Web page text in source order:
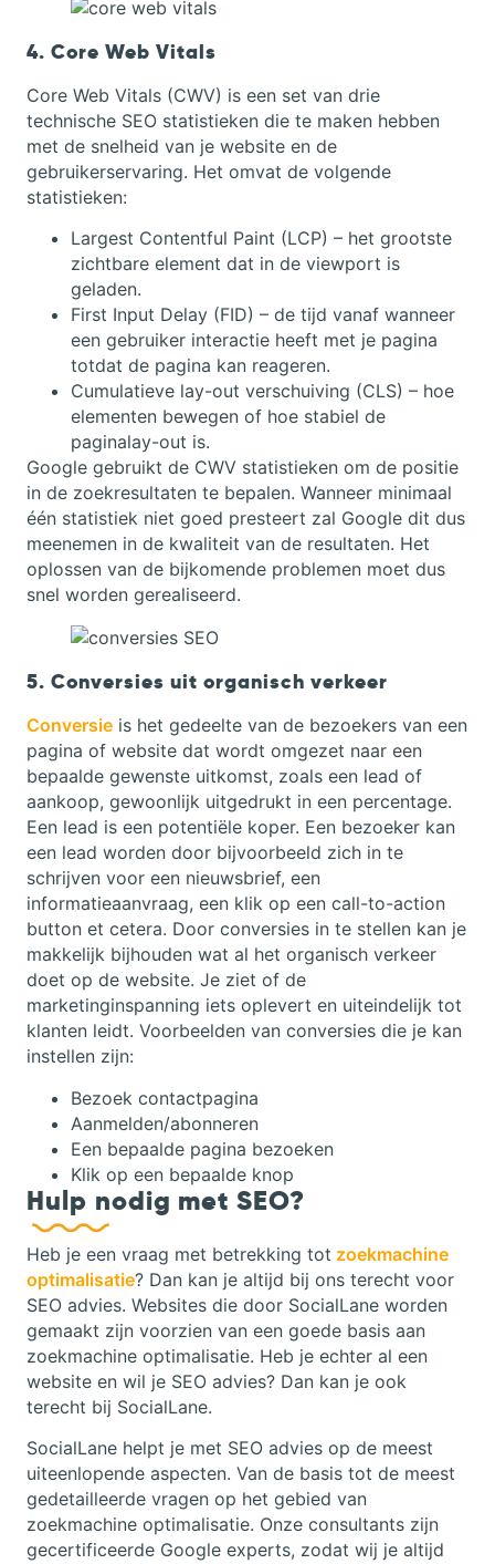
4. Core Web Vitals
Core Web Vitals (CWV) is een set van drie
technische SEO statistieken die te maken hebben
met de snelheid van je website en de
gebruikerservaring. Het omvat de volgende
statistieken:
Largest Contentful Paint (LCP) – het grootste
zichtbare element dat in de viewport is
geladen.
First Input Delay (FID) – de tijd vanaf wanneer
een gebruiker interactie heeft met je pagina
totdat de pagina kan reageren.
Cumulatieve lay-out verschuiving (CLS) – hoe
elementen bewegen of hoe stabiel de
paginalay-out is.
Google gebruikt de CWV statistieken om de positie
in de zoekresultaten te bepalen. Wanneer minimaal
één statistiek niet goed presteert zal Google dit dus
meenemen in de kwaliteit van de resultaten. Het
oplossen van de bijkomende problemen moet dus
snel worden gerealiseerd.
5. Conversies uit organisch verkeer
Conversie is het gedeelte van de bezoekers van een
pagina of website dat wordt omgezet naar een
bepaalde gewenste uitkomst, zoals een lead of
aankoop, gewoonlijk uitgedrukt in een percentage.
Een lead is een potentiële koper. Een bezoeker kan
een lead worden door bijvoorbeeld zich in te
schrijven voor een nieuwsbrief, een
informatieaanvraag, een klik op een call-to-action
button et cetera. Door conversies in te stellen kan je
makkelijk bijhouden wat al het organisch verkeer
doet op de website. Je ziet of de
marketinginspanning iets oplevert en uiteindelijk tot
klanten leidt. Voorbeelden van conversies die je kan
instellen zijn:
Bezoek contactpagina
Aanmelden/abonneren
Een bepaalde pagina bezoeken
Klik op een bepaalde knop
Hulp nodig met SEO?
Heb je een vraag met betrekking tot zoekmachine
optimalisatie? Dan kan je altijd bij ons terecht voor
SEO advies. Websites die door SocialLane worden
gemaakt zijn voorzien van een goede basis aan
zoekmachine optimalisatie. Heb je echter al een
website en wil je SEO advies? Dan kan je ook
terecht bij SocialLane.
SocialLane helpt je met SEO advies op de meest
uiteenlopende aspecten. Van de basis tot de meest
gedetailleerde vragen op het gebied van
zoekmachine optimalisatie. Onze consultants zijn
gecertificeerde Google experts, zodat wij je altijd